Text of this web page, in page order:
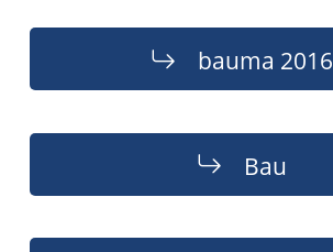
bauma 2016
Bau